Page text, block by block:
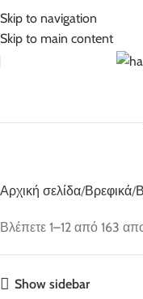
Skip to navigation
Skip to main content
Αρχική σελίδα Βρεφικά
Βλέπετε 1–12 από 163
Show sidebar
5% Επιπλέον έκπτωση